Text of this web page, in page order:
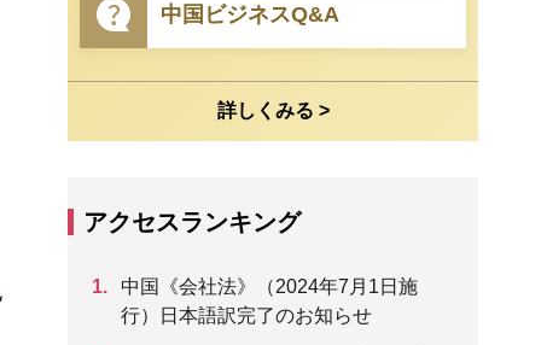
中国ビジネスQ&A
詳しくみる >
アクセスランキング
中国《会社法》（2024年7月1日施
行）日本語訳完了のお知らせ